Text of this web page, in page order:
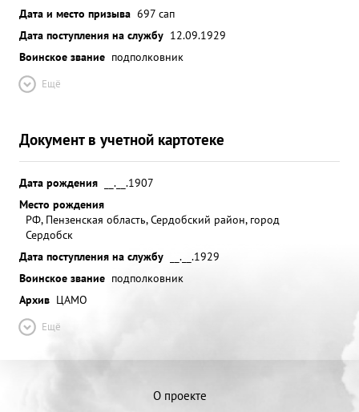
Дата и место призыва 697 сап
Дата поступления на службу 12.09.1929
Воинское звание подполковник
Ещё
Документ в учетной картотеке
Дата рождения
__.__.1907
Место рождения
РФ, Пензенская область, Сердобский район, город
Сердобск
Дата поступления на службу
__.__.1929
Воинское звание подполковник
Архив ЦАМО
Ещё
О проекте